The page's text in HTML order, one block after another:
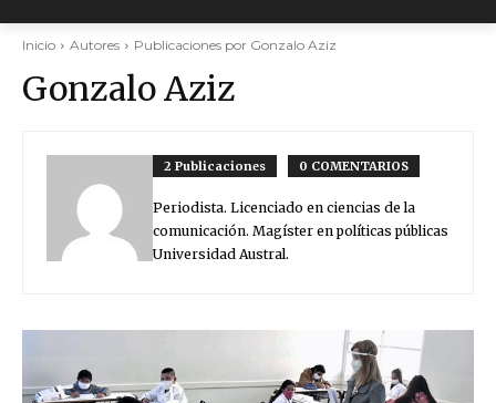
Inicio Autores Publicaciones por Gonzalo Aziz
Gonzalo Aziz
2 Publicaciones 0 COMENTARIOS
Periodista. Licenciado en ciencias de la
comunicación. Magíster en políticas públicas
Universidad Austral.